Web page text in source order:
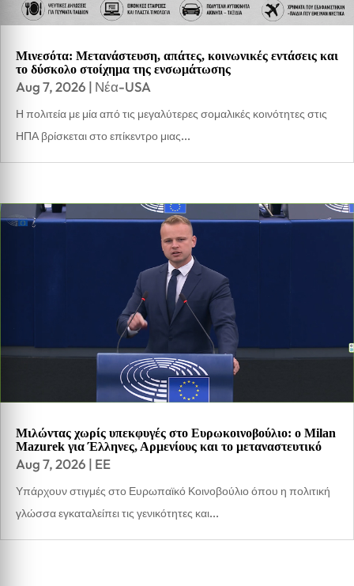
Μινεσότα: Μετανάστευση, απάτες, κοινωνικές εντάσεις και
το δύσκολο στοίχημα της ενσωμάτωσης
Aug 7, 2026 | Νέα-USA
Η πολιτεία με μία από τις μεγαλύτερες σομαλικές κοινότητες στις
ΗΠΑ βρίσκεται στο επίκεντρο μιας...
Μιλώντας χωρίς υπεκφυγές στο Ευρωκοινοβούλιο: ο Milan
Mazurek για Έλληνες, Αρμενίους και το μεταναστευτικό
Aug 7, 2026 | EE
Υπάρχουν στιγμές στο Ευρωπαϊκό Κοινοβούλιο όπου η πολιτική
γλώσσα εγκαταλείπει τις γενικότητες και...